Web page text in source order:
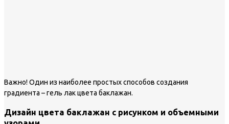
Важно!Один из наиболее простых способов создания
градиента – гель лак цвета баклажан.
Дизайн цвета баклажан с рисунком и объемными